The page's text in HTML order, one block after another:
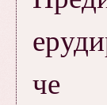
че